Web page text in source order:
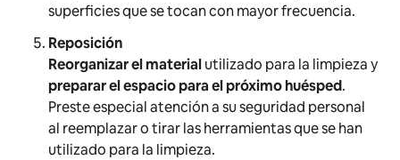
superficies que se tocan con mayor frecuencia.
Reposición
Reorganizar el materialutilizado para la limpieza y
preparar el espacio para el próximo huésped.
Preste especial atención a su seguridad personal
al reemplazar o tirar las herramientas que se han
utilizado para la limpieza.